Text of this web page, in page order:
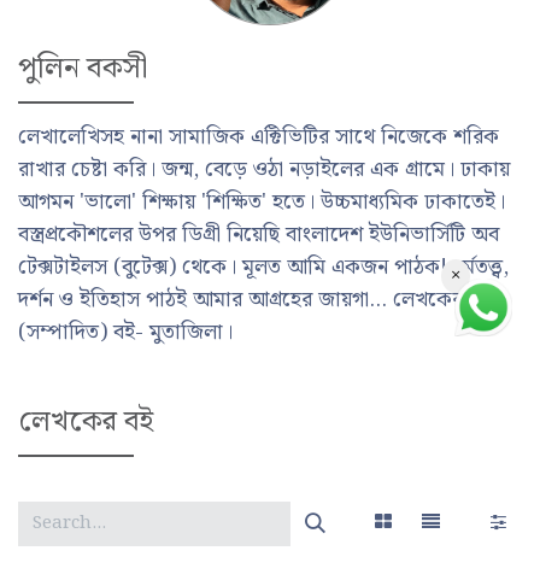
পুলিন বকসী
লেখালেখিসহ নানা সামাজিক এক্টিভিটির সাথে নিজেকে শরিক
রাখার চেষ্টা করি। জন্ম, বেড়ে ওঠা নড়াইলের এক গ্রামে। ঢাকায়
আগমন 'ভালো' শিক্ষায় 'শিক্ষিত' হতে। উচ্চমাধ্যমিক ঢাকাতেই।
বস্ত্রপ্রকৌশলের উপর ডিগ্রী নিয়েছি বাংলাদেশ ইউনিভার্সিটি অব
টেক্সটাইলস (বুটেক্স) থেকে। মূলত আমি একজন পাঠক! ধর্মতত্ত্ব,
দর্শন ও ইতিহাস পাঠই আমার আগ্রহের জায়গা... লেখকের প্রথম
(সম্পাদিত) বই- মুতাজিলা।
লেখকের বই
×